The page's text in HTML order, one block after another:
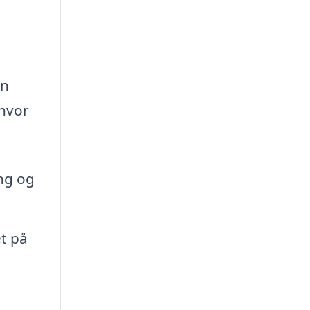
og
på